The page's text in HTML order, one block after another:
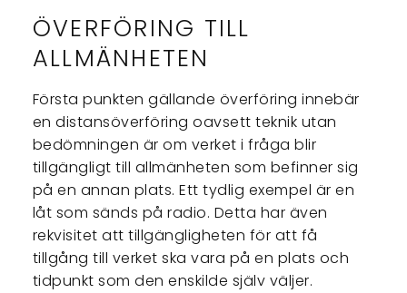
ÖVERFÖRING TILL
ALLMÄNHETEN
Första punkten gällande överföring innebär
en distansöverföring oavsett teknik utan
bedömningen är om verket i fråga blir
tillgängligt till allmänheten som befinner sig
på en annan plats. Ett tydlig exempel är en
låt som sänds på radio. Detta har även
rekvisitet att tillgängligheten för att få
tillgång till verket ska vara på en plats och
tidpunkt som den enskilde själv väljer.